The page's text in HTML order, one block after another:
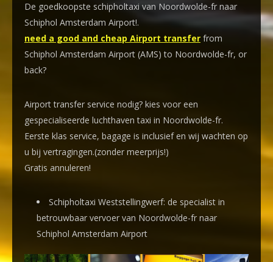
De goedkoopste schipholtaxi van Noordwolde-fr naar
Schiphol Amsterdam Airport!.
need a good and cheap Airport transfer from
Schiphol Amsterdam Airport (AMS) to Noordwolde-fr, or
back?
Airport transfer service nodig? kies voor een
gespecialiseerde luchthaven taxi in Noordwolde-fr.
Eerste klas service, bagage is inclusief en wij wachten op
u bij vertragingen.(zonder meerprijs!)
Gratis annuleren!
Schipholtaxi Weststellingwerf: de specialist in
betrouwbaar vervoer van Noordwolde-fr naar
Schiphol Amsterdam Airport